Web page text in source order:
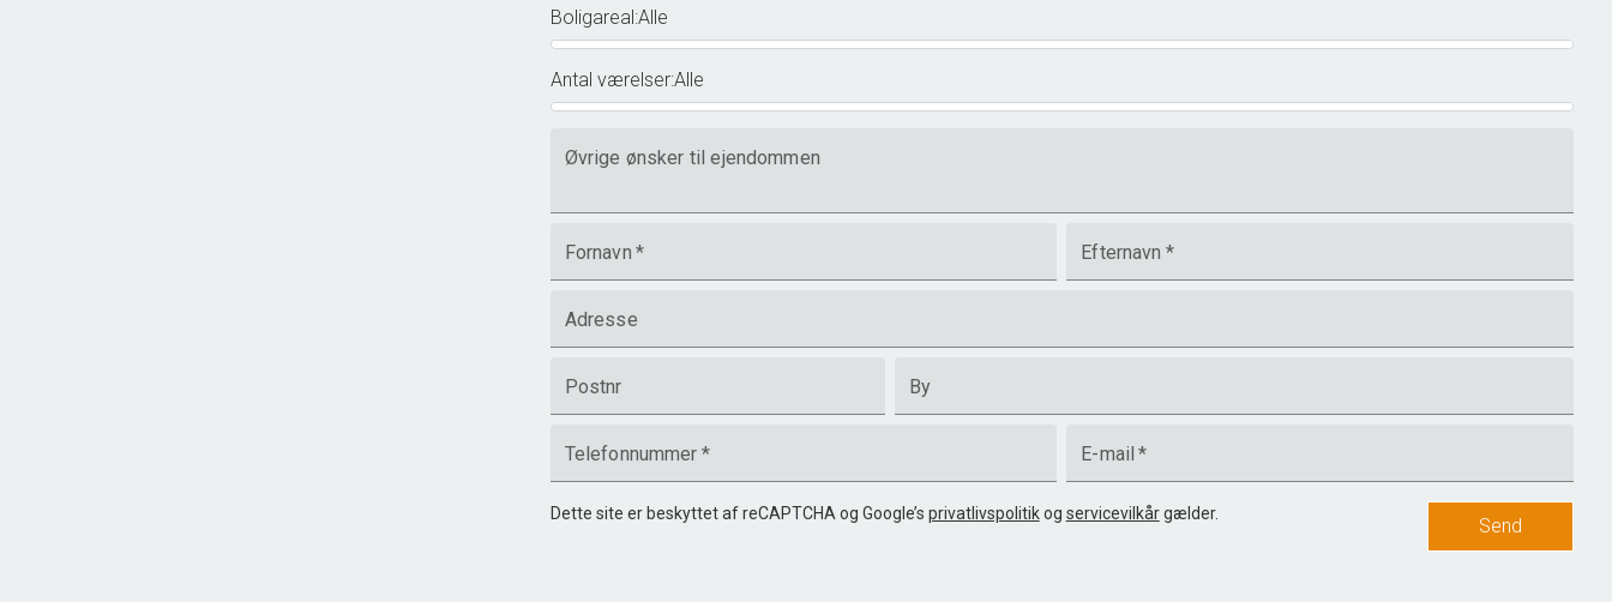
Boligareal:Alle
Antal værelser:Alle
Øvrige ønsker til ejendommen
Fornavn * Efternavn *
Adresse
Postnr By
Telefonnummer * E-mail *
Dette site er beskyttet af reCAPTCHA og Google’s privatlivspolitik og servicevilkår gælder.
Send